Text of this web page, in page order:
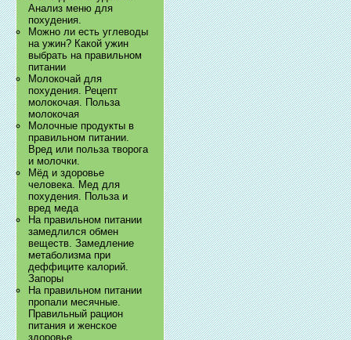
Анализ меню для
похудения.
Можно ли есть углеводы
на ужин? Какой ужин
выбрать на правильном
питании
Молокочай для
похудения. Рецепт
молокочая. Польза
молокочая
Молочные продукты в
правильном питании.
Вред или польза творога
и молочки.
Мёд и здоровье
человека. Мед для
похудения. Польза и
вред меда
На правильном питании
замедлился обмен
веществ. Замедление
метаболизма при
деффиците калорий.
Запоры
На правильном питании
пропали месячные.
Правильный рацион
питания и женское
здоровье